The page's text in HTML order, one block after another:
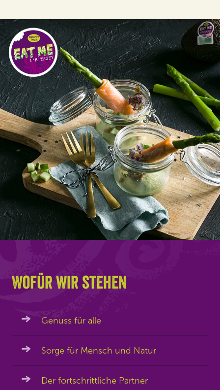
Wofür wir stehen
Genuss für alle
Sorge für Mensch und Natur
Der fortschrittliche Partner